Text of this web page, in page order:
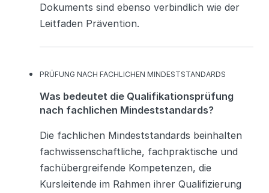
Dokuments sind ebenso verbindlich wie der
Leitfaden Prävention.
K
T
G
R
I
N
PRÜFUNG NACH FACHLICHEN MINDESTSTANDARDS
Was bedeutet die Qualifikationsprüfung
nach fachlichen Mindeststandards?
Die fachlichen Mindeststandards beinhalten
fachwissenschaftliche, fachpraktische und
fachübergreifende Kompetenzen, die
Kursleitende im Rahmen ihrer Qualifizierung